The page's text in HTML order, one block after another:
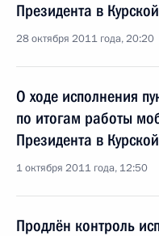
Президента в
28 октября 2011 года, 20:20
О ходе исполнения
по итогам работы
Президента в
1 октября 2011 года, 12:50
Продлён контроль